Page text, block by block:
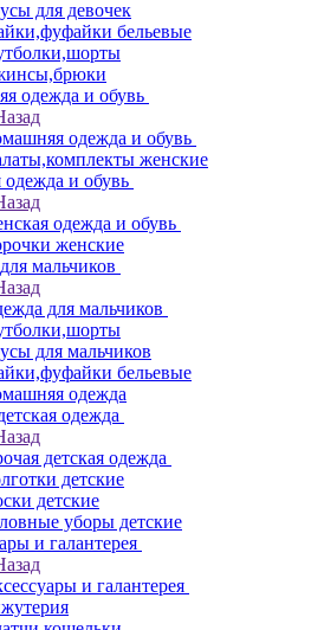
для девочек
бельевые
одежда и обувь
одежда и обувь
женские
и обувь
одежда и обувь
женские
мальчиков
для мальчиков
для мальчиков
бельевые
одежда
одежда
детская одежда
детские
детские
уборы детские
и галантерея
и галантерея